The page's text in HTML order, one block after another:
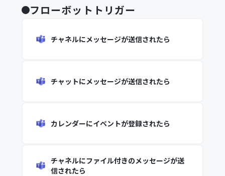
フローボットトリガー
チャネルにメッセージが送信されたら
チャットにメッセージが送信されたら
カレンダーにイベントが登録されたら
チャネルにファイル付きのメッセージが送
信されたら